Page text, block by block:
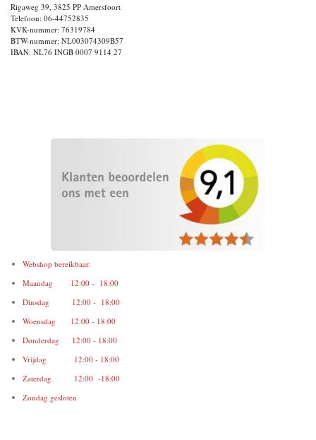
Rigaweg 39, 3825 PP Amersfoort
Telefoon: 06-44752835
KVK-nummer: 76319784
BTW-nummer: NL003074309B57
IBAN: NL76 INGB 0007 9114 27
Webshop bereikbaar:
Maandag 12:00 - 18:00
Dinsdag 12:00 - 18:00
Woensdag 12:00 - 18:00
Donderdag 12:00 - 18:00
Vrijdag 12:00 - 18:00
Zaterdag 12:00 -18:00
Zondag gesloten